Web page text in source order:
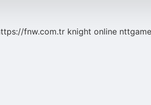
fnw.com.tr knight online nttgame